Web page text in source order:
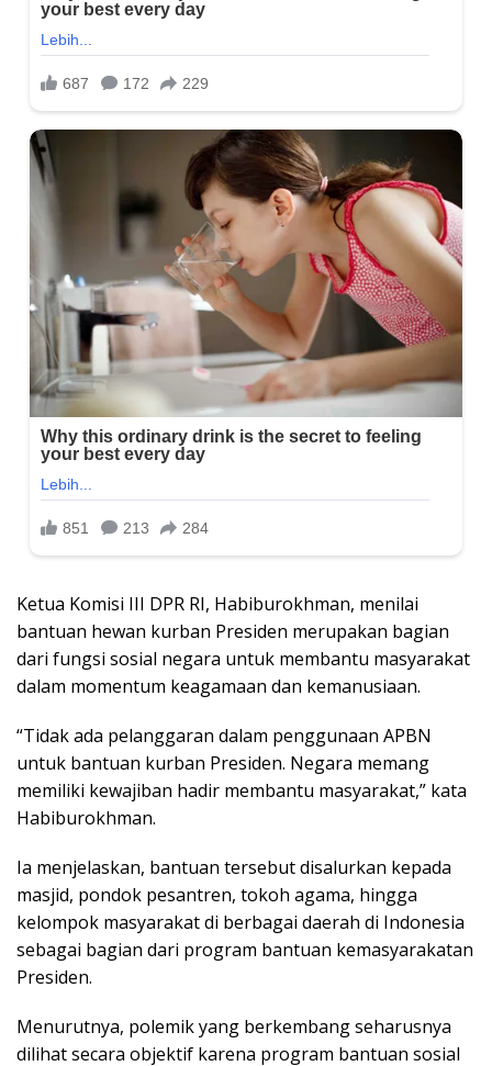
Ketua Komisi III DPR RI, Habiburokhman, menilai
bantuan hewan kurban Presiden merupakan bagian
dari fungsi sosial negara untuk membantu masyarakat
dalam momentum keagamaan dan kemanusiaan.
“Tidak ada pelanggaran dalam penggunaan APBN
untuk bantuan kurban Presiden. Negara memang
memiliki kewajiban hadir membantu masyarakat,” kata
Habiburokhman.
Ia menjelaskan, bantuan tersebut disalurkan kepada
masjid, pondok pesantren, tokoh agama, hingga
kelompok masyarakat di berbagai daerah di Indonesia
sebagai bagian dari program bantuan kemasyarakatan
Presiden.
Menurutnya, polemik yang berkembang seharusnya
dilihat secara objektif karena program bantuan sosial